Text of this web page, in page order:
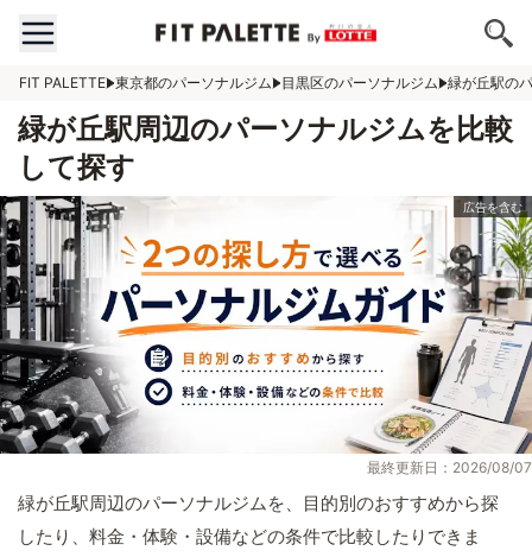
FIT PALETTE 東京都のパーソナルジム 目黒区のパーソナルジム 緑が丘駅の
緑が丘駅周辺のパーソナルジムを比較
して探す
最終更新日：2026/08/07
緑が丘駅周辺のパーソナルジムを、目的別のおすすめから探
したり、料金・体験・設備などの条件で比較したりできま